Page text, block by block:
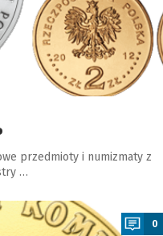
przedmioty i numizmaty z
…
0